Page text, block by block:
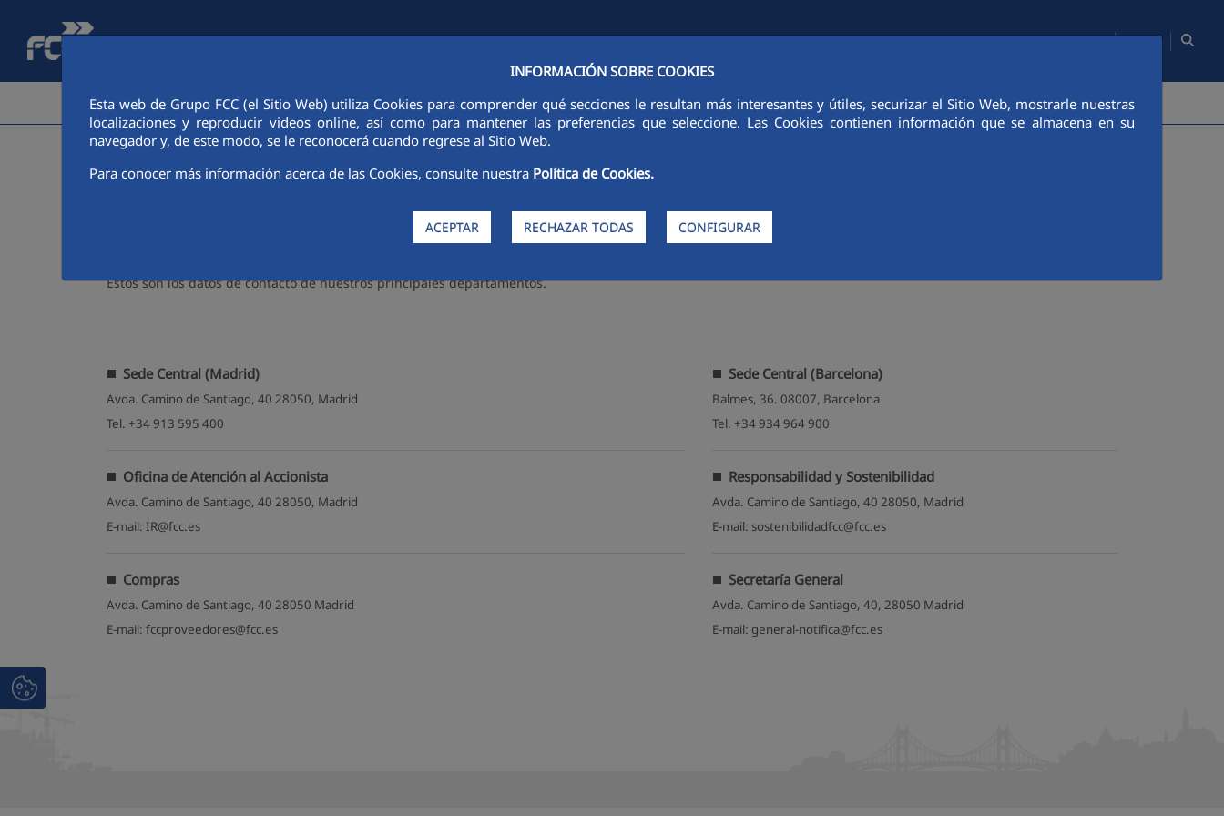
Saltar al contenido principal
INFORMACIÓN SOBRE COOKIES
Esta web de Grupo FCC (el Sitio Web) utiliza Cookies para comprender qué secciones le resultan más interesantes y útiles, securizar el Sitio Web, mostrarle nuestras
localizaciones y reproducir videos online, así como para mantener las preferencias que seleccione. Las Cookies contienen información que se almacena en su
navegador y, de este modo, se le reconocerá cuando regrese al Sitio Web.
Para conocer más información acerca de las Cookies, consulte nuestra Política de Cookies.
ACEPTAR RECHAZAR TODAS CONFIGURAR
Mapa web Webs del Grupo Contacto Empleados/as ES
ÁREA CORPORATIVA ACTIVIDADES ACCIONISTAS E INVERSORES SOSTENIBILIDAD GOBIERNO CORPORATIVO PERSONAS COMUNICACIÓN CANAL ÉTICO
Estos son los datos de contacto de nuestros principales departamentos.
Sede Central (Madrid)
Avda. Camino de Santiago, 40 28050, Madrid
Tel. +34 913 595 400
Oficina de Atención al Accionista
Avda. Camino de Santiago, 40 28050, Madrid
E-mail: IR@fcc.es
Compras
Avda. Camino de Santiago, 40 28050 Madrid
E-mail: fccproveedores@fcc.es
Sede Central (Barcelona)
Balmes, 36. 08007, Barcelona
Tel. +34 934 964 900
Responsabilidad y Sostenibilidad
Avda. Camino de Santiago, 40 28050, Madrid
E-mail: sostenibilidadfcc@fcc.es
Secretaría General
Avda. Camino de Santiago, 40, 28050 Madrid
E-mail: general-notifica@fcc.es